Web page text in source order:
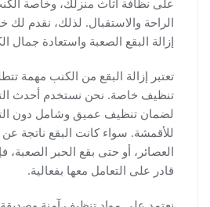
على نظافة أثاث منزلك، وخاصة
الراحة والاستقبال. لذلك، نقدم
إزالة البقع الصعبة واستعادة جمال
تعتبر إزالة البقع من الكنب مهمة
تنظيف خاصة. نحن نستخدم أحدث
لضمان تنظيف عميق وشامل دون
للأقمشة. سواء كانت البقع ناتجة عن
العصائر، أو حتى بقع الحبر الصعبة،
قادر على التعامل معها بفعالية.